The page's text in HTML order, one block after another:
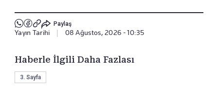
Paylaş
Yayın Tarihi 08 Ağustos, 2026 - 10:35
Haberle İlgili Daha Fazlası
3. Sayfa